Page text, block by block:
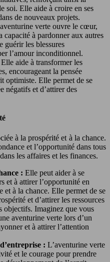
soi. Elle aide à croire en ses
de nouveaux projets.
verte ouvre le cœur,
capacité à pardonner aux autres
guérir les blessures
l’amour inconditionnel.
Elle aide à transformer les
encourageant la pensée
optimiste. Elle permet de se
négatifs et d’attirer des
à la prospérité et à la chance.
et l’opportunité dans tous
les affaires et les finances.
: Elle peut aider à se
et à attirer l’opportunité en
et à la chance. Elle permet de se
et d’attirer les ressources
objectifs. Imaginez que vous
aventurine verte lors d’un
et à attirer l’attention
: L’aventurine verte
et le courage pour prendre